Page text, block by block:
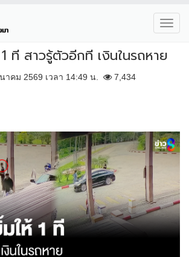
ที สาวรู้ตัวอีกที เงินในรถหาย
าคม 2569 เวลา 14:49 น. 7,434